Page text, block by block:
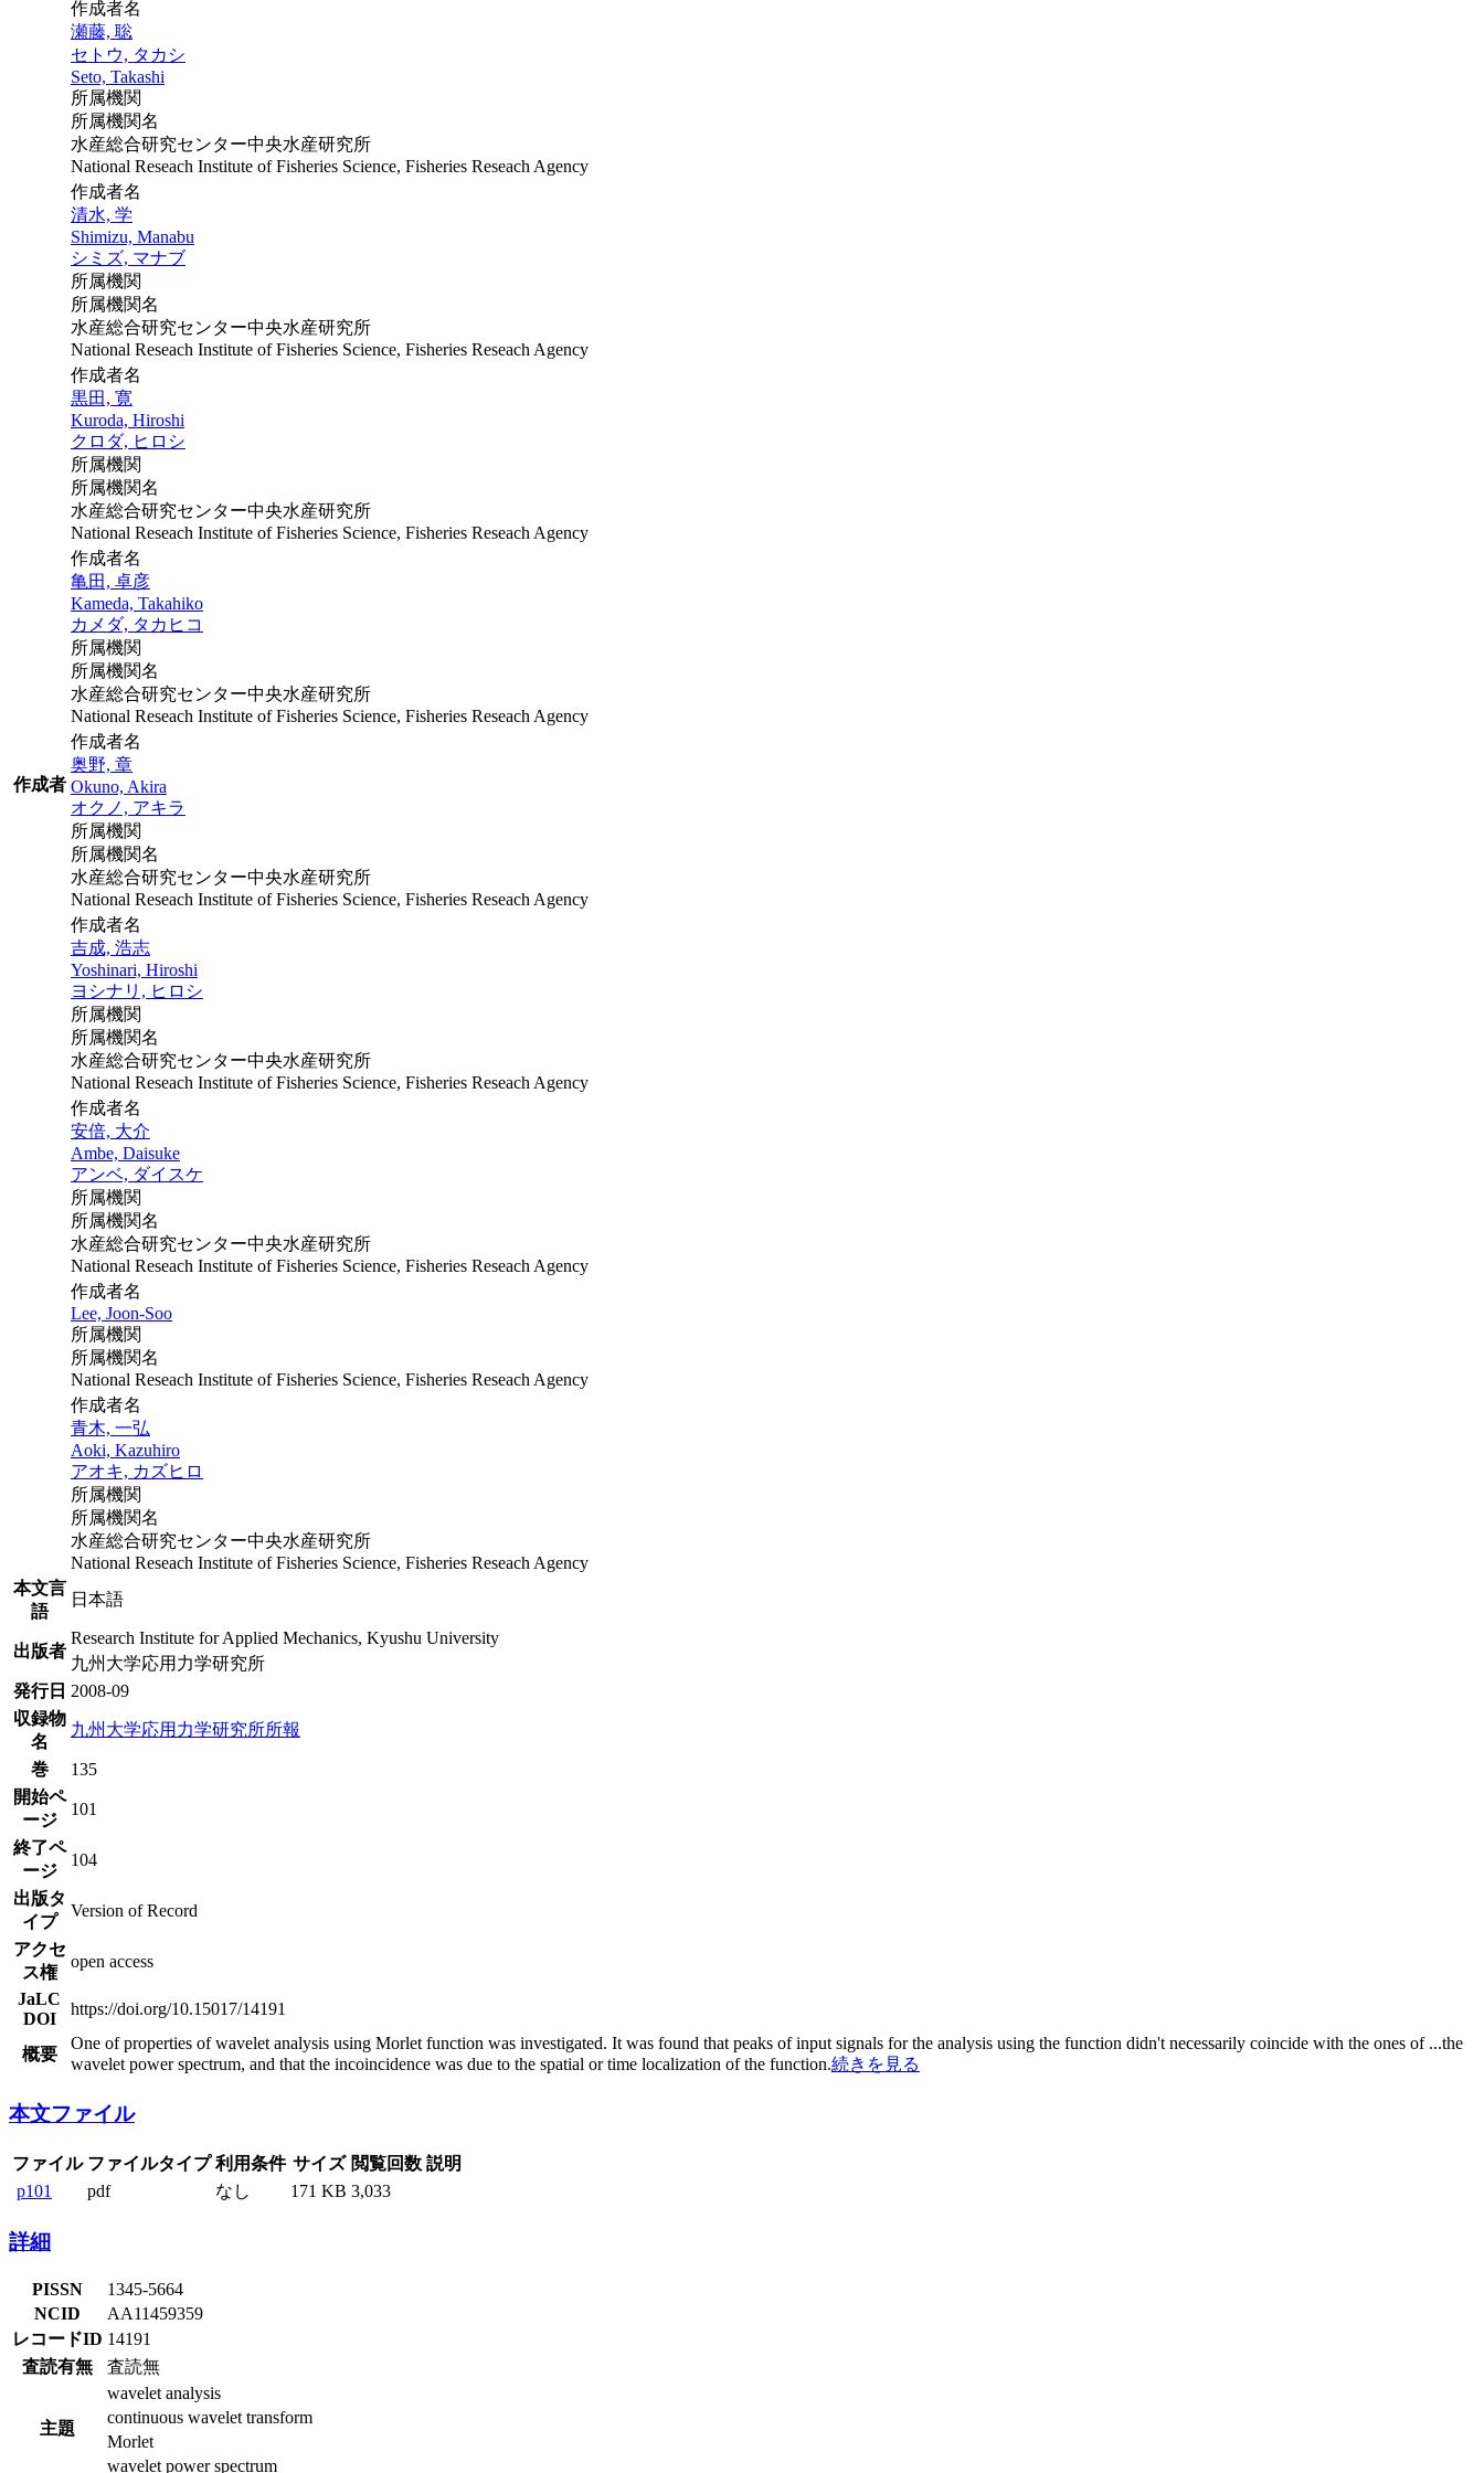
作成者
作成者名
瀬藤, 聡
セトウ, タカシ
Seto, Takashi
所属機関
所属機関名
水産総合研究センター中央水産研究所
National Reseach Institute of Fisheries Science, Fisheries Reseach Agency
作成者名
清水, 学
Shimizu, Manabu
シミズ, マナブ
所属機関
所属機関名
水産総合研究センター中央水産研究所
National Reseach Institute of Fisheries Science, Fisheries Reseach Agency
作成者名
黒田, 寛
Kuroda, Hiroshi
クロダ, ヒロシ
所属機関
所属機関名
水産総合研究センター中央水産研究所
National Reseach Institute of Fisheries Science, Fisheries Reseach Agency
作成者名
亀田, 卓彦
Kameda, Takahiko
カメダ, タカヒコ
所属機関
所属機関名
水産総合研究センター中央水産研究所
National Reseach Institute of Fisheries Science, Fisheries Reseach Agency
作成者名
奥野, 章
Okuno, Akira
オクノ, アキラ
所属機関
所属機関名
水産総合研究センター中央水産研究所
National Reseach Institute of Fisheries Science, Fisheries Reseach Agency
作成者名
吉成, 浩志
Yoshinari, Hiroshi
ヨシナリ, ヒロシ
所属機関
所属機関名
水産総合研究センター中央水産研究所
National Reseach Institute of Fisheries Science, Fisheries Reseach Agency
作成者名
安倍, 大介
Ambe, Daisuke
アンベ, ダイスケ
所属機関
所属機関名
水産総合研究センター中央水産研究所
National Reseach Institute of Fisheries Science, Fisheries Reseach Agency
作成者名
Lee, Joon-Soo
所属機関
所属機関名
National Reseach Institute of Fisheries Science, Fisheries Reseach Agency
作成者名
青木, 一弘
Aoki, Kazuhiro
アオキ, カズヒロ
所属機関
所属機関名
水産総合研究センター中央水産研究所
National Reseach Institute of Fisheries Science, Fisheries Reseach Agency
本文言
語
日本語
出版者
Research Institute for Applied Mechanics, Kyushu University
九州大学応用力学研究所
発行日 2008-09
収録物
名
九州大学応用力学研究所所報
巻
135
開始ペ
ージ
101
終了ペ
ージ
104
出版タ
イプ
Version of Record
アクセ
ス権
open access
JaLC
DOI
https://doi.org/10.15017/14191
概要
One of properties of wavelet analysis using Morlet function was investigated. It was found that peaks of input signals for the analysis using the function didn't necessarily coincide with the ones of ...the
wavelet power spectrum, and that the incoincidence was due to the spatial or time localization of the function.続きを見る
本文ファイル
ファイル ファイルタイプ 利用条件 サイズ 閲覧回数 説明
p101
pdf なし 171 KB 3,033
詳細
PISSN
1345-5664
NCID
AA11459359
レコードID 14191
査読有無
査読無
主題
wavelet analysis
continuous wavelet transform
Morlet
wavelet power spectrum